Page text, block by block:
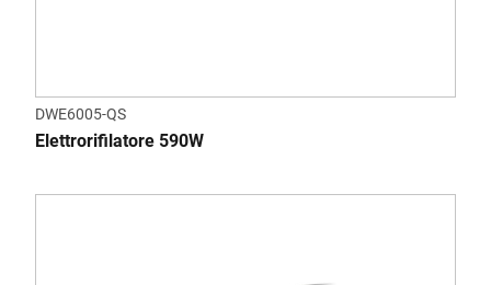
DWE6005-QS
Elettrorifilatore 590W